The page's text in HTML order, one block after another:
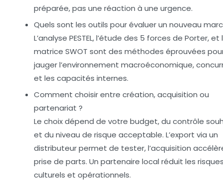
préparée, pas une réaction à une urgence.
Quels sont les outils pour évaluer un nouveau
L’analyse PESTEL, l’étude des 5 forces de Porter, et
matrice SWOT sont des méthodes éprouvées
jauger l’environnement macroéconomique,
et les capacités internes.
Comment choisir entre création, acquisition ou
partenariat ?
Le choix dépend de votre budget, du contrôle
et du niveau de risque acceptable. L’export via un
distributeur permet de tester, l’acquisition
prise de parts. Un partenaire local réduit les
culturels et opérationnels.